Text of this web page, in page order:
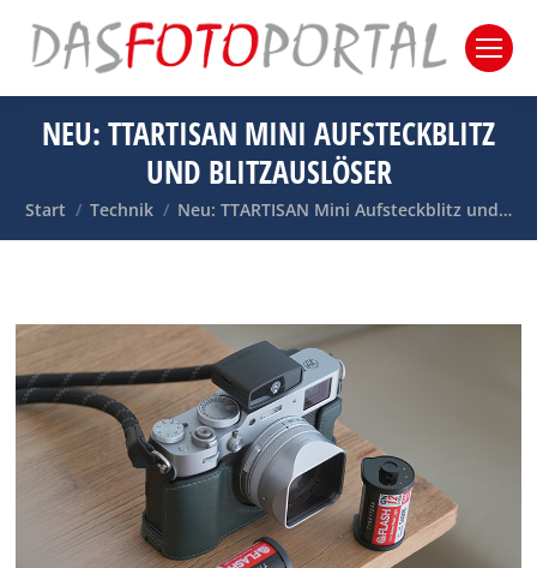
NEU: TTARTISAN MINI AUFSTECKBLITZ
UND BLITZAUSLÖSER
Sie befinden sich hier:
Start Technik Neu: TTARTISAN Mini Aufsteckblitz und…